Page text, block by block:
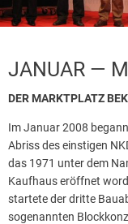
JANUAR —
DER MARKTPLATZ
Im Januar 2008
Abriss des einstigen
das 1971 unter dem
Kaufhaus eröffnet
startete der dritte
sogenannten